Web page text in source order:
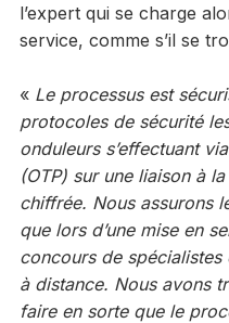
l’expert qui se charge
service, comme s’il se
« Le processus est
protocoles de sécurité
onduleurs s’effectuant
(OTP) sur une liaison à
chiffrée. Nous assurons
que lors d’une mise en
concours de
à distance. Nous avons
faire en sorte que le